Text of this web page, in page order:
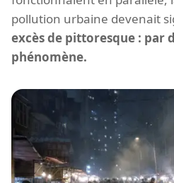
pollution urbaine devenait
excès de pittoresque : par
phénomène.